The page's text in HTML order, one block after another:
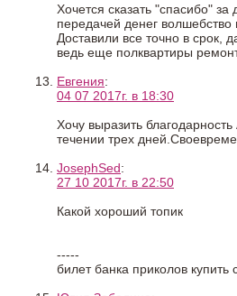
Хочется сказать "спасибо"
передачей денег волшебство
Доставили все точно в срок,
ведь еще полквартиры
Евгения:
04 07 2017г. в 18:30
Хочу выразить
течении трех
JosephSed:
27 10 2017г. в 22:50
Какой хороший топик
-----
билет банка приколов купить